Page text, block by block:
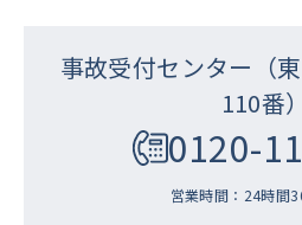
事故受付センター（
110番）
0120-
営業時間：24時間